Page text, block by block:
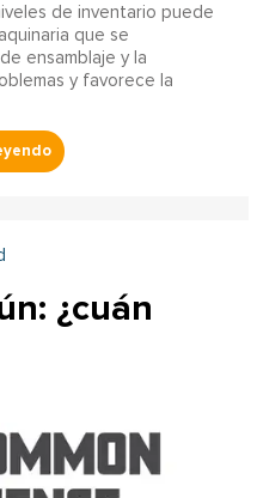
de inventario puede
que se
ensamblaje y la
y favorece la
¿cuán